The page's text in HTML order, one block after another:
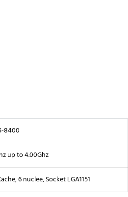
8400
up to 4.00Ghz
6 nuclee, Socket LGA1151